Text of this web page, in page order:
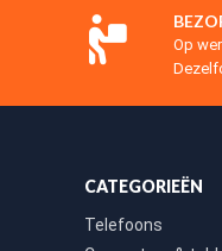
Op
CATEGORIEËN
Telefoons